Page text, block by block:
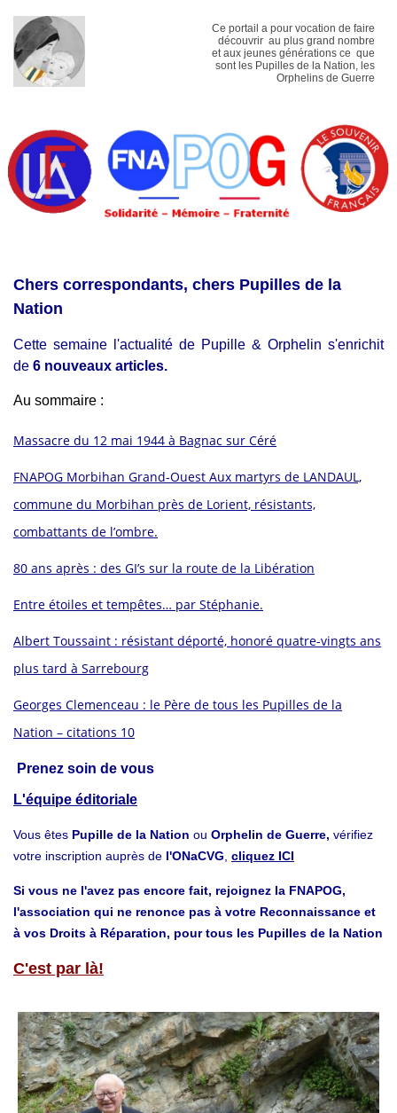
Ce portail a pour vocation de faire
découvrir au plus grand nombre
et aux jeunes générations ce que
sont les Pupilles de la Nation, les
Orphelins de Guerre
Chers correspondants, chers Pupilles de la
Nation
Cette semaine l'actualité de Pupille & Orphelin s'enrichit
de 6 nouveaux articles.
Au sommaire :
Massacre du 12 mai 1944 à Bagnac sur Céré
FNAPOG Morbihan Grand-Ouest Aux martyrs de LANDAUL,
commune du Morbihan près de Lorient, résistants,
combattants de l’ombre.
80 ans après : des GI’s sur la route de la Libération
Entre étoiles et tempêtes… par Stéphanie.
Albert Toussaint : résistant déporté, honoré quatre-vingts ans
plus tard à Sarrebourg
Georges Clemenceau : le Père de tous les Pupilles de la
Nation – citations 10
Prenez soin de vous
L'équipe éditoriale
Vous êtes Pupille de la Nation ou Orphelin de Guerre, vérifiez
votre inscription auprès de l'ONaCVG cliquez ICI
Si vous ne l'avez pas encore fait, rejoignez la FNAPOG,
l'association qui ne renonce pas à votre Reconnaissance et
à vos Droits à Réparation, pour tous les Pupilles de la Nation
C'est par là!